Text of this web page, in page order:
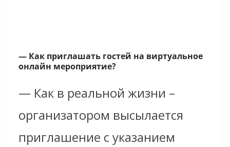
— Как приглашать гостей на виртуальное
онлайн мероприятие?
— Как в реальной жизни –
организатором высылается
приглашение с указанием